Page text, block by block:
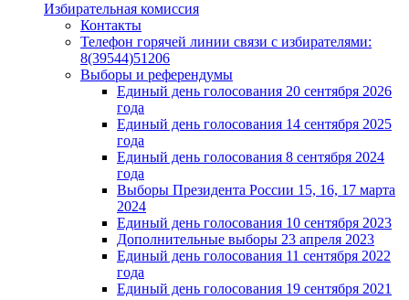
Избирательная комиссия
Контакты
Телефон горячей линии связи с избирателями:
8(39544)51206
Выборы и референдумы
Единый день голосования 20 сентября 2026
года
Единый день голосования 14 сентября 2025
года
Единый день голосования 8 сентября 2024
года
Выборы Президента России 15, 16, 17 марта
2024
Единый день голосования 10 сентября 2023
Дополнительные выборы 23 апреля 2023
Единый день голосования 11 сентября 2022
года
Единый день голосования 19 сентября 2021